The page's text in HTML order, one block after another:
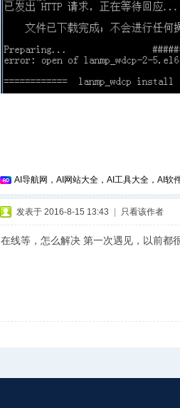
AI导航网，AI网站大全，AI工具大全，AI软
发表于 2016-8-15 13:43 只看该作者
在线等，怎么解决 第一次遇见，以前都